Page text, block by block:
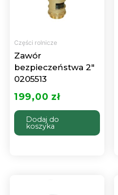
Części rolnicze
Zawór
bezpieczeństwa 2″
0205513
199,00 zł
Dodaj do
koszyka